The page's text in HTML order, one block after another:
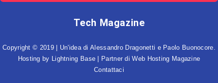
Tech Magazine
Copyright © 2019 | Un'idea di Alessandro Dragonetti e Paolo Buonocore.
Hosting by
Lightning Base | Partner diWeb Hosting Magazine
Contattaci